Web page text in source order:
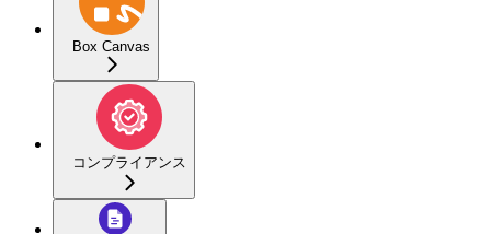
Box Canvas
コンプライアンス